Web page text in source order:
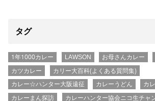
タグ
1年1000カレー LAWSON お母さんカレー
カツカレー
カリー大百科(よくある質問集)
カレー☆ハンター大阪遠征
カレーうどん
カ
カレーまん探訪
カレーハンター協会ニコ生チャ